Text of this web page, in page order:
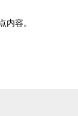
内容。